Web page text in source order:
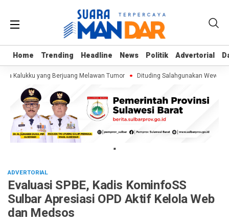
Home Trending Headline News Politik Advertorial
Home Trending Headline News Politik Advertorial
Kalukku yang Berjuang Melawan Tumor Dituding Salahgunakan
"
ADVERTORIAL
Evaluasi SPBE, Kadis KominfoSS
Sulbar Apresiasi OPD Aktif Kelola Web
dan Medsos